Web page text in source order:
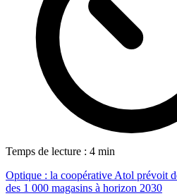
Temps de lecture : 4 min
Optique : la coopérative Atol prévoit
des 1 000 magasins à horizon 2030